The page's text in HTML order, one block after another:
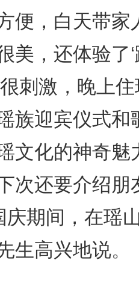
便，白天带家
美，还体验了
刺激，晚上
族迎宾仪式和
文化的神奇魅
次还要介绍朋
庆期间，在瑶
生高兴地说。